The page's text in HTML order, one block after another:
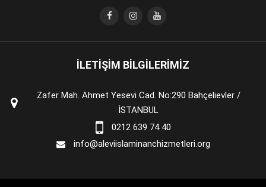
İLETİŞİM BİLGİLERİMİZ
Zafer Mah. Ahmet Yesevi Cad. No:290 Bahçelievler /
İSTANBUL
0212 639 74 40
info@aleviislaminanchizmetleri.org